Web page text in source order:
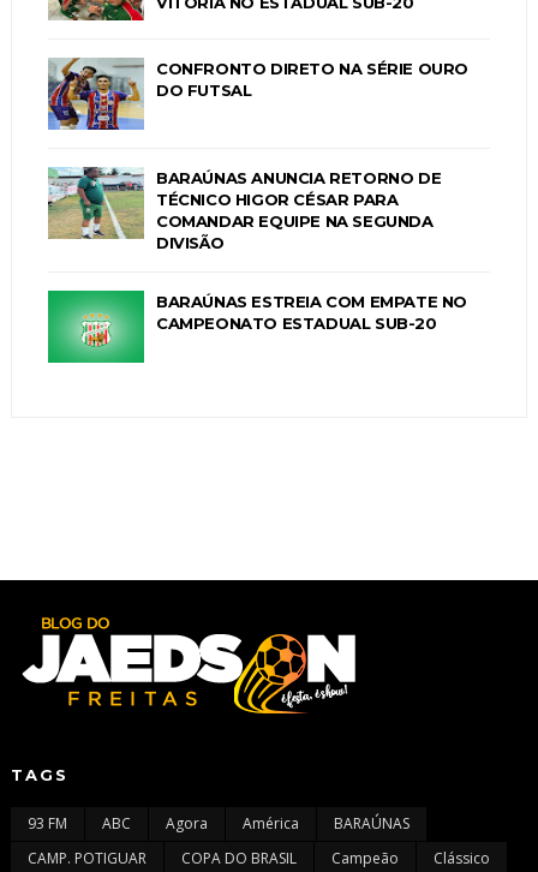
CONFRONTO DIRETO NA SÉRIE OURO
DO FUTSAL
BARAÚNAS ANUNCIA RETORNO DE
TÉCNICO HIGOR CÉSAR PARA
COMANDAR EQUIPE NA SEGUNDA
DIVISÃO
BARAÚNAS ESTREIA COM EMPATE NO
CAMPEONATO ESTADUAL SUB-20
TAGS
93 FM ABC Agora América
BARAÚNAS
CAMP. POTIGUAR
COPA DO BRASIL Campeão Clássico